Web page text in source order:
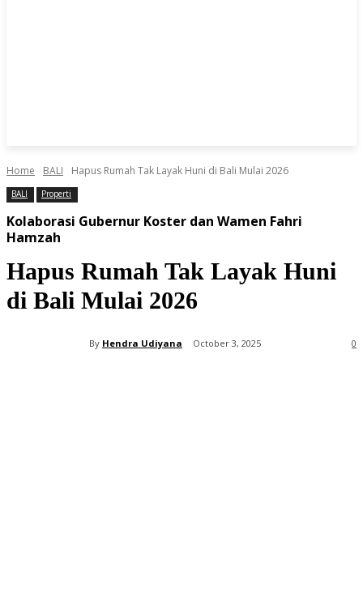
Home BALI Hapus Rumah Tak Layak Huni di Bali Mulai 2026
BALI Properti
Kolaborasi Gubernur Koster dan Wamen Fahri
Hamzah
Hapus Rumah Tak Layak Huni
di Bali Mulai 2026
By Hendra Udiyana October 3, 2025 0